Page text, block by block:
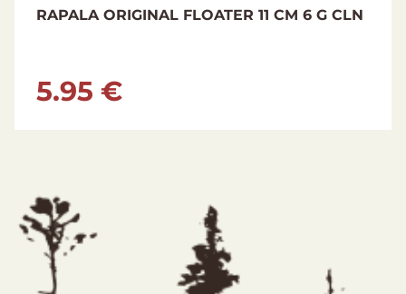
RAPALA ORIGINAL FLOATER 11 CM 6 G CLN
5.95 €